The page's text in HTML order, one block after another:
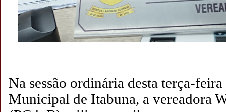
Na sessão ordinária desta terça-
Municipal de Itabuna, a vereadora